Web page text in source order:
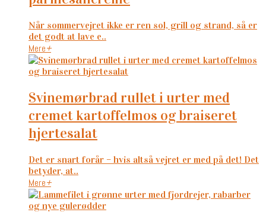
Når sommervejret ikke er ren sol, grill og strand, så er
det godt at lave e..
Mere+
svinemørbrad rullet i urter med
cremet kartoffelmos og braiseret
hjertesalat
Det er snart forår – hvis altså vejret er med på det! Det
betyder, at..
Mere+